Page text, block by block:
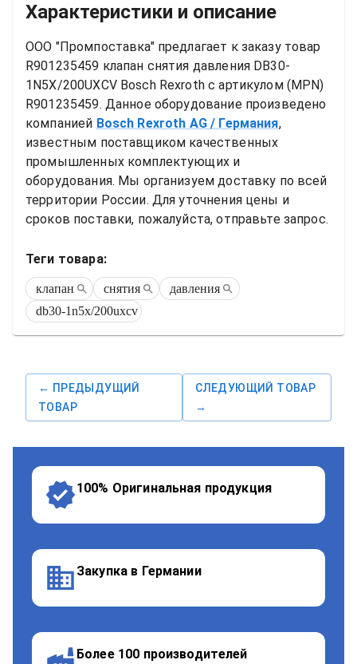
Характеристики и описание
ООО "Промпоставка" предлагает к заказу товар
R901235459 клапан снятия давления DB30-
1N5X/200UXCV Bosch Rexroth
R901235459. Данное оборудование произведено
компанией Bosch Rexroth AG / Германия,
известным поставщиком качественных
промышленных комплектующих и
оборудования. Мы организуем доставку по всей
территории России. Для уточнения цены и
сроков поставки, пожалуйста, отправьте запрос.
Теги товара:
клапан снятия
давления
db30-1n5x/200uxcv
← ПРЕДЫДУЩИЙ
ТОВАР
СЛЕДУЮЩИЙ ТОВАР
→
100% Оригинальная продукция
Закупка в Германии
Более 100 производителей